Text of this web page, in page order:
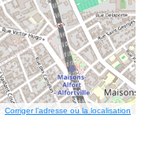
Corriger l’adresse ou la localisation